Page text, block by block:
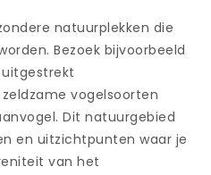
natuurplekken die
Bezoek bijvoorbeeld
vogelsoorten
Dit natuurgebied
en uitzichtpunten waar je
van het